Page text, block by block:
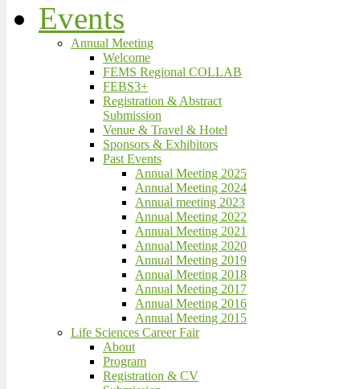
Events
Annual Meeting
Welcome
FEMS Regional COLLAB
FEBS3+
Registration & Abstract
Submission
Venue & Travel & Hotel
Sponsors & Exhibitors
Past Events
Annual Meeting 2025
Annual Meeting 2024
Annual meeting 2023
Annual Meeting 2022
Annual Meeting 2021
Annual Meeting 2020
Annual Meeting 2019
Annual Meeting 2018
Annual Meeting 2017
Annual Meeting 2016
Annual Meeting 2015
Life Sciences Career Fair
About
Program
Registration & CV